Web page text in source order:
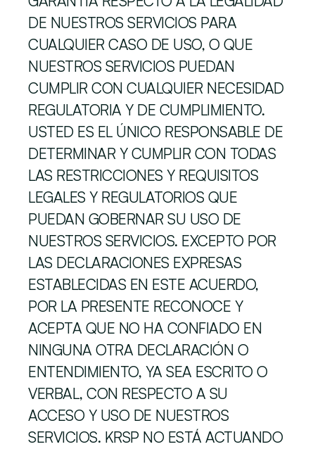
DE NUESTROS SERVICIOS PARA
CUALQUIER CASO DE USO, O QUE
NUESTROS SERVICIOS PUEDAN
CUMPLIR CON CUALQUIER NECESIDAD
REGULATORIA Y DE CUMPLIMIENTO.
USTED ES EL ÚNICO RESPONSABLE DE
DETERMINAR Y CUMPLIR CON TODAS
LAS RESTRICCIONES Y REQUISITOS
LEGALES Y REGULATORIOS QUE
PUEDAN GOBERNAR SU USO DE
NUESTROS SERVICIOS. EXCEPTO POR
LAS DECLARACIONES EXPRESAS
ESTABLECIDAS EN ESTE ACUERDO,
POR LA PRESENTE RECONOCE Y
ACEPTA QUE NO HA CONFIADO EN
NINGUNA OTRA DECLARACIÓN O
ENTENDIMIENTO, YA SEA ESCRITO O
VERBAL, CON RESPECTO A SU
ACCESO Y USO DE NUESTROS
SERVICIOS. KRSP NO ESTÁ ACTUANDO